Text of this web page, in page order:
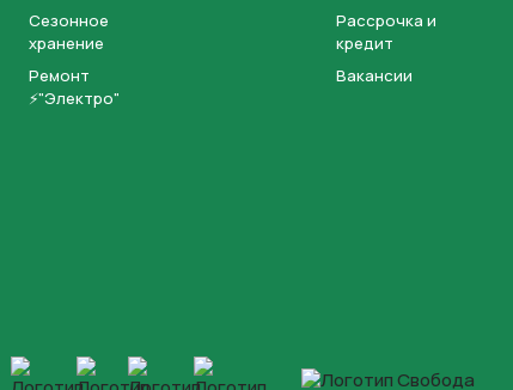
Сезонное
хранение
Ремонт
⚡"Электро"
Рассрочка и
кредит
Вакансии